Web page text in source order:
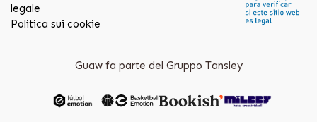
legale
Politica sui cookie
Guaw fa parte del Gruppo Tansley